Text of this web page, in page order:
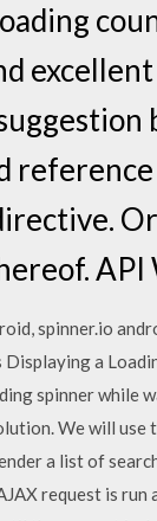
excellent
API
spinner.io
a
spinner while
We will use
a list of
request is run